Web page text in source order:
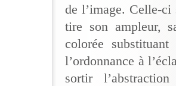
de l’image. Celle-ci
tire son ampleur,
colorée
l’ordonnance à
sortir